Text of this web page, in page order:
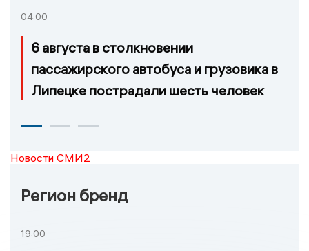
04:00
6 августа в столкновении
пассажирского автобуса и грузовика в
Липецке пострадали шесть человек
Новости СМИ2
Регион бренд
19:00